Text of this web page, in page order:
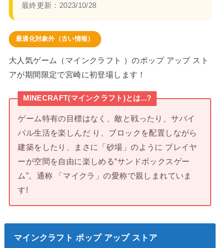
最終更新： 2023/10/28
最適化対象外（古い情報）
大人気ゲーム（マインクラフト ）のポップ アップ スト
アが期間限定で宮崎に初登場します！
MINECRAFT(マインクラフト)とは...?
ゲーム特有の目標はなく、敵と戦ったり、サバイ
バル生活を楽しんだ り、ブロックを配置しながら
建築をしたり、まさに「砂場」のように プレイヤ
ーが空間を自由に楽しめる“サンドボックスゲー
ム”。通称 「マイクラ」の愛称で親しまれていま
す!
マインクラフト ポップ アップ ストア